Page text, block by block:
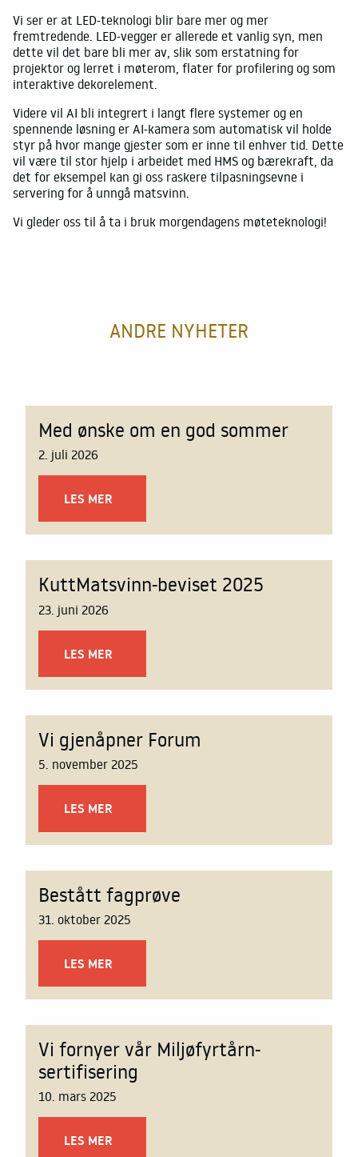
Vi ser er at LED-teknologi blir bare mer og mer
fremtredende. LED-vegger er allerede et vanlig syn, men
dette vil det bare bli mer av, slik som erstatning for
projektor og lerret i møterom, flater for profilering og som
interaktive dekorelement.
Videre vil AI bli integrert i langt flere systemer og en
spennende løsning er AI-kamera som automatisk vil holde
styr på hvor mange gjester som er inne til enhver tid. Dette
vil være til stor hjelp i arbeidet med HMS og bærekraft, da
det for eksempel kan gi oss raskere tilpasningsevne i
servering for å unngå matsvinn.
Vi gleder oss til å ta i bruk morgendagens møteteknologi!
ANDRE NYHETER
Med ønske om en god sommer
2. juli 2026
LES MER
KuttMatsvinn-beviset 2025
23. juni 2026
LES MER
Vi gjenåpner Forum
5. november 2025
LES MER
Bestått fagprøve
31. oktober 2025
LES MER
Vi fornyer vår Miljøfyrtårn-
sertifisering
10. mars 2025
LES MER